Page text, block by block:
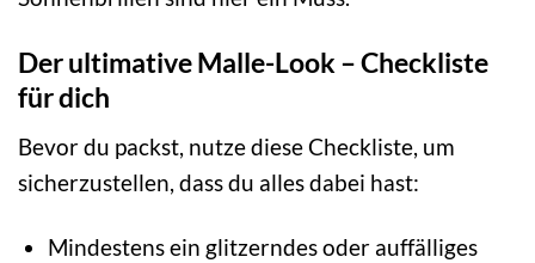
Der ultimative Malle-Look – Checkliste
für dich
Bevor du packst, nutze diese Checkliste, um
sicherzustellen, dass du alles dabei hast:
Mindestens ein glitzerndes oder auffälliges